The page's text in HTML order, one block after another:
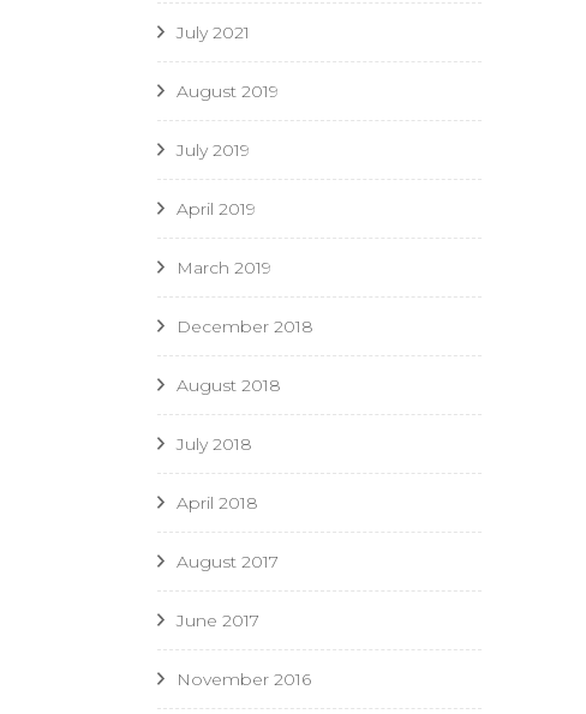
July 2021
August 2019
July 2019
April 2019
March 2019
December 2018
August 2018
July 2018
April 2018
August 2017
June 2017
November 2016